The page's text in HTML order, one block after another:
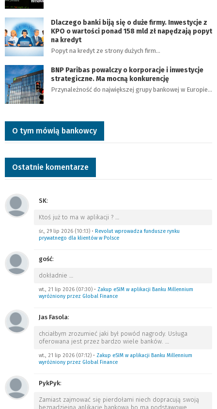
Dlaczego banki biją się o duże firmy. Inwestycje z
KPO o wartości ponad 158 mld zł napędzają popyt
na kredyt
Popyt na kredyt ze strony dużych firm…
BNP Paribas powalczy o korporacje i inwestycje
strategiczne. Ma mocną konkurencję
Przynależność do największej grupy bankowej w Europie…
O tym mówią bankowcy
Ostatnie komentarze
SK:
Ktoś już to ma w aplikacji ? …
śr., 29 lip 2026 (10:13) • Revolut wprowadza fundusze rynku
prywatnego dla klientów w Polsce
gość:
dokładnie …
wt., 21 lip 2026 (07:30) • Zakup eSIM w aplikacji Banku Millennium
wyróżniony przez Global Finance
Jas Fasola:
chciałbym zrozumieć jaki był powód nagrody. Usługa
oferowana jest przez bardzo wiele banków. …
wt., 21 lip 2026 (07:12) • Zakup eSIM w aplikacji Banku Millennium
wyróżniony przez Global Finance
PykPyk:
Zamiast zajmować się pierdołami niech dopracują swoją
beznadziejną aplikację bankową bo ma podstawowe